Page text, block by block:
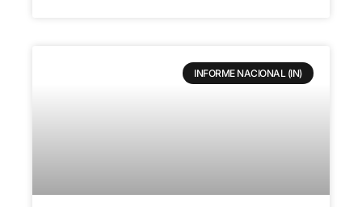
INFORME NACIONAL (IN)